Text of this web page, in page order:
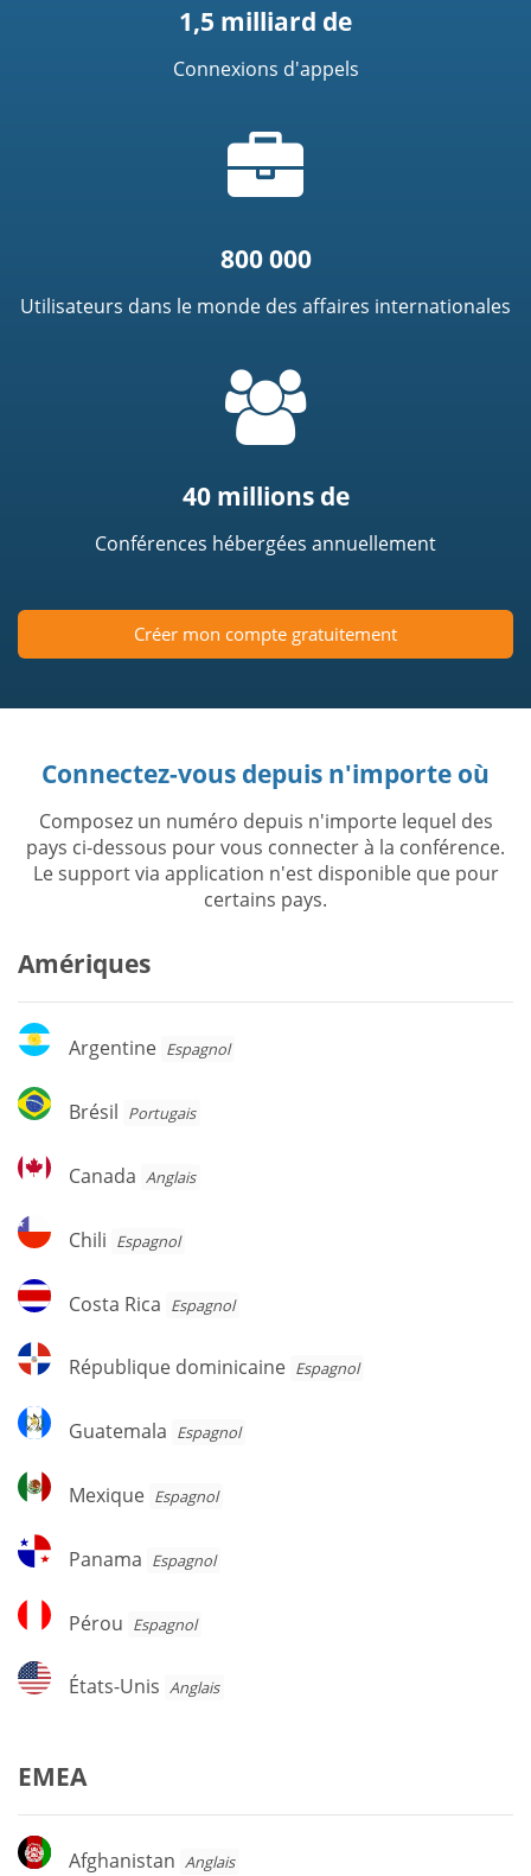
1,5 milliard de
Connexions d'appels
de
mallette
800 000
Utilisateurs dans le monde des affaires internationales
40 millions de
Conférences hébergées annuellement
Créer mon compte gratuitement
Connectez-vous depuis n'importe où
Composez un numéro depuis n'importe lequel des
pays ci-dessous pour vous connecter à la conférence.
Le support via application n'est disponible que pour
certains pays.
Amériques
Argentine
Argentine Espagnol
Brésil
Brésil Portugais
Canada
Canada Anglais
Chili
Chili Espagnol
Costa
Rica
Costa Rica Espagnol
République
dominicaine
République dominicaine Espagnol
Guatemala
Guatemala Espagnol
Mexique
Mexique Espagnol
Panama
Panama Espagnol
Pérou
Pérou Espagnol
États-
Unis
États-Unis Anglais
EMEA
Afghanistan
Afghanistan Anglais